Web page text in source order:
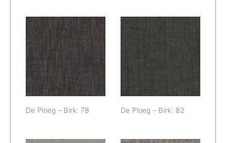
De Ploeg – Birk:
78
De Ploeg – Birk: 78 De Ploeg – Birk: 82